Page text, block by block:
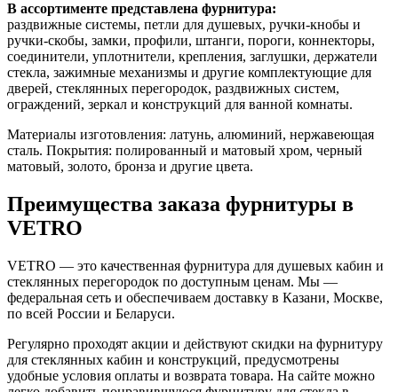
В ассортименте представлена фурнитура:
раздвижные системы, петли для душевых, ручки-кнобы и
ручки-скобы, замки, профили, штанги, пороги, коннекторы,
соединители, уплотнители, крепления, заглушки, держатели
стекла, зажимные механизмы и другие комплектующие для
дверей, стеклянных перегородок, раздвижных систем,
ограждений, зеркал и конструкций для ванной комнаты.
Материалы изготовления: латунь, алюминий, нержавеющая
сталь. Покрытия: полированный и матовый хром, черный
матовый, золото, бронза и другие цвета.
Преимущества заказа фурнитуры в
VETRO
VETRO — это качественная фурнитура для душевых кабин и
стеклянных перегородок по доступным ценам. Мы —
федеральная сеть и обеспечиваем доставку в Казани, Москве,
по всей России и Беларуси.
Регулярно проходят акции и действуют скидки на фурнитуру
для стеклянных кабин и конструкций, предусмотрены
удобные условия оплаты и возврата товара. На сайте можно